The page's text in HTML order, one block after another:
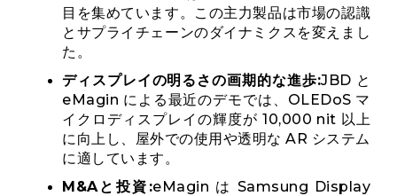
目を集めています。この主力製品は市場の認識
とサプライチェーンのダイナミクスを変えまし
た。
ディスプレイの明るさの画期的な進歩:JBD と
eMagin による最近のデモでは、OLEDoS マ
イクロディスプレイの輝度が 10,000 nit 以上
に向上し、屋外での使用や透明な AR システム
に適しています。
M&Aと投資:eMagin は Samsung Display